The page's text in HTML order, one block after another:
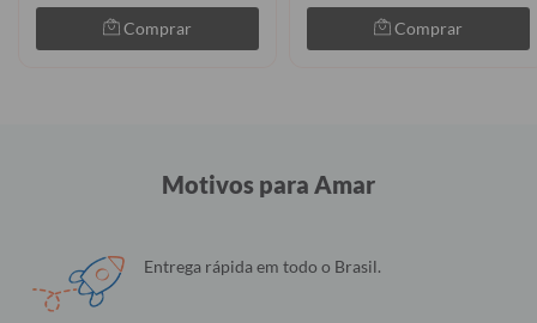
Comprar Comprar
Motivos para Amar
Entrega rápida em todo o Brasil.